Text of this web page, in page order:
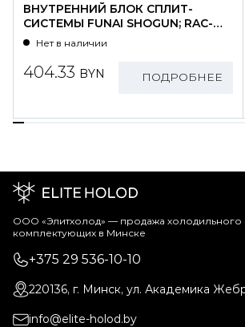
ВНУТРЕННИЙ БЛОК СПЛИТ-
СИСТЕМЫ FUNAI SHOGUN; RAC-
SG25HP.D01/S
Нет в наличии
404.33 BYN ПОДРОБНЕЕ
ООО «Элитхолод» ― продажа
комплектующих в Минске
+375 29 536-10-10
220136, г. Минск, ул. Академика
info@elite-holod.by